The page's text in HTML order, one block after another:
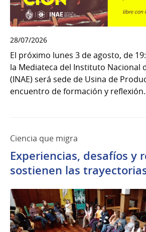
28/07/2026
El próximo lunes 3 de agosto, de
la Mediateca del Instituto Nacional
(INAE) será sede de Usina de
encuentro de formación y
Ciencia que migra
Experiencias, desafíos y
sostienen las